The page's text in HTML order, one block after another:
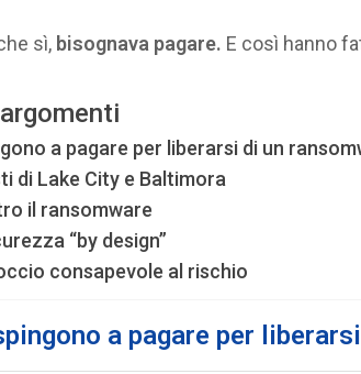
sì, bisognava pagare. E così hanno
a pagare per liberarsi di un
di Lake City e Baltimora
il ransomware
“by design”
consapevole al rischio
a pagare per